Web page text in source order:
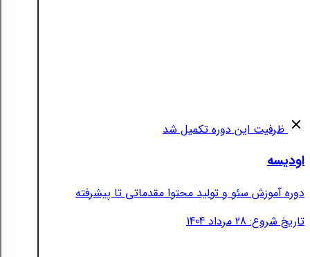
ظرفیت این دوره تکمیل شد
اودیسه
دوره آموزش سئو و تولید محتوا مقدماتی تا پیشرفته
تاریخ شروع: 28 مرداد 1404